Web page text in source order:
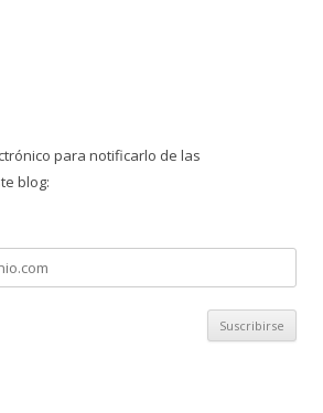
para notificarlo de las
blog: